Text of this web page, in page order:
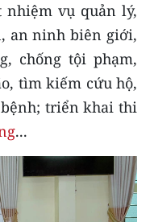
nhiệm vụ quản lý,
an ninh biên giới,
chống tội phạm,
tìm kiếm cứu hộ,
triển khai thi
...